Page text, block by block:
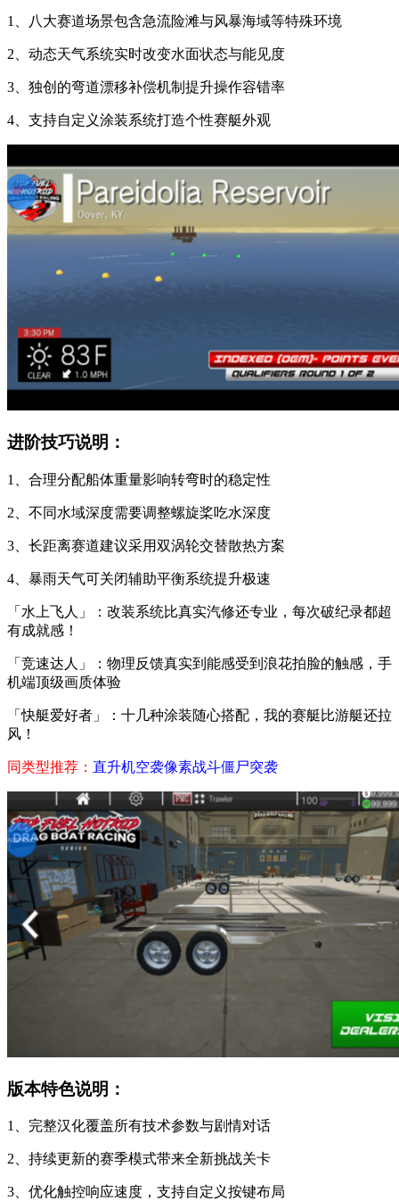
1、八大赛道场景包含急流险滩与风暴海域等特殊环境
2、动态天气系统实时改变水面状态与能见度
3、独创的弯道漂移补偿机制提升操作容错率
4、支持自定义涂装系统打造个性赛艇外观
进阶技巧说明：
1、合理分配船体重量影响转弯时的稳定性
2、不同水域深度需要调整螺旋桨吃水深度
3、长距离赛道建议采用双涡轮交替散热方案
4、暴雨天气可关闭辅助平衡系统提升极速
「水上飞人」：改装系统比真实汽修还专业，每次破纪录都超
有成就感！
「竞速达人」：物理反馈真实到能感受到浪花拍脸的触感，手
机端顶级画质体验
「快艇爱好者」：十几种涂装随心搭配，我的赛艇比游艇还拉
风！
同类型推荐： 直升机空袭像素战斗僵尸突袭
版本特色说明：
1、完整汉化覆盖所有技术参数与剧情对话
2、持续更新的赛季模式带来全新挑战关卡
3、优化触控响应速度，支持自定义按键布局